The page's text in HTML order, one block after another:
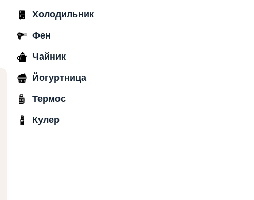
Холодильник
Фен
Чайник
Йогуртница
Термос
Кулер